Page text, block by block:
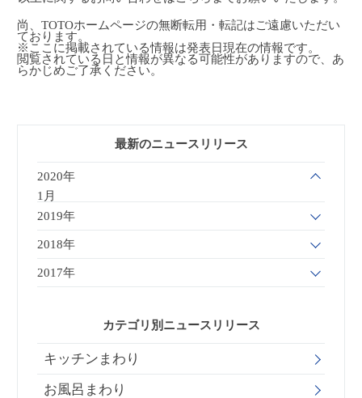
尚、TOTOホームページの無断転用・転記はご遠慮いただい
ております。
※ここに掲載されている情報は発表日現在の情報です。
閲覧されている日と情報が異なる可能性がありますので、あ
らかじめご了承ください。
最新のニュースリリース
2020年
1月
2019年
2018年
2017年
カテゴリ別ニュースリリース
キッチンまわり
お風呂まわり